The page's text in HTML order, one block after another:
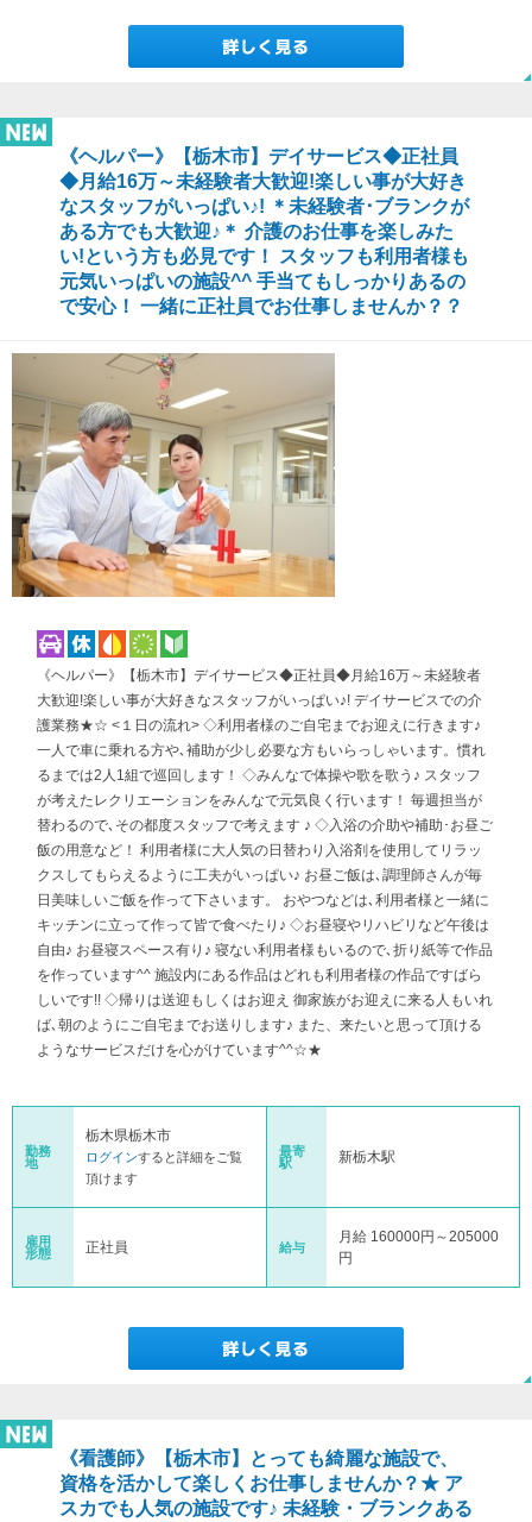
《ヘルパー》【栃木市】デイサービス◆正社員
◆月給16万～未経験者大歓迎!楽しい事が大好き
なスタッフがいっぱい♪! ＊未経験者･ブランクが
ある方でも大歓迎♪＊ 介護のお仕事を楽しみた
い!という方も必見です！ スタッフも利用者様も
元気いっぱいの施設^^ 手当てもしっかりあるの
で安心！ 一緒に正社員でお仕事しませんか？？
《ヘルパー》【栃木市】デイサービス◆正社員◆月給16万～未経験者
大歓迎!楽しい事が大好きなスタッフがいっぱい♪! デイサービスでの介
護業務★☆ <１日の流れ> ◇利用者様のご自宅までお迎えに行きます♪
一人で車に乗れる方や､補助が少し必要な方もいらっしゃいます。慣れ
るまでは2人1組で巡回します！ ◇みんなで体操や歌を歌う♪ スタッフ
が考えたレクリエーションをみんなで元気良く行います！ 毎週担当が
替わるので､その都度スタッフで考えます ♪ ◇入浴の介助や補助･お昼ご
飯の用意など！ 利用者様に大人気の日替わり入浴剤を使用してリラッ
クスしてもらえるように工夫がいっぱい♪ お昼ご飯は､調理師さんが毎
日美味しいご飯を作って下さいます。 おやつなどは､利用者様と一緒に
キッチンに立って作って皆で食べたり♪ ◇お昼寝やリハビリなど午後は
自由♪ お昼寝スペース有り♪ 寝ない利用者様もいるので､折り紙等で作品
を作っています^^ 施設内にある作品はどれも利用者様の作品ですばら
しいです!! ◇帰りは送迎もしくはお迎え 御家族がお迎えに来る人もいれ
ば､朝のようにご自宅までお送りします♪ また、来たいと思って頂ける
ようなサービスだけを心がけています^^☆★
勤務
地
栃木県栃木市
ログインすると詳細をご覧
頂けます
最寄
駅
新栃木駅
雇用
形態
正社員 給与
月給 160000円～205000
円
《看護師》【栃木市】とっても綺麗な施設で、
資格を活かして楽しくお仕事しませんか？★ ア
スカでも人気の施設です♪ 未経験・ブランクある